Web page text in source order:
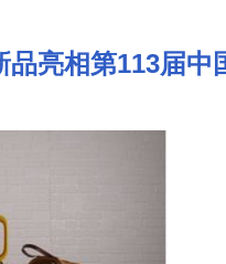
亮相第113届中